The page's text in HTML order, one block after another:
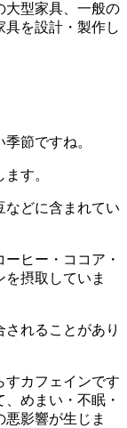
大型家具、一般の
具を設計・製作し
節ですね。
す。
などに含まれてい
ヒー・ココア・
摂取していま
れることがあり
すカフェインです
めまい・不眠・
影響が生じま